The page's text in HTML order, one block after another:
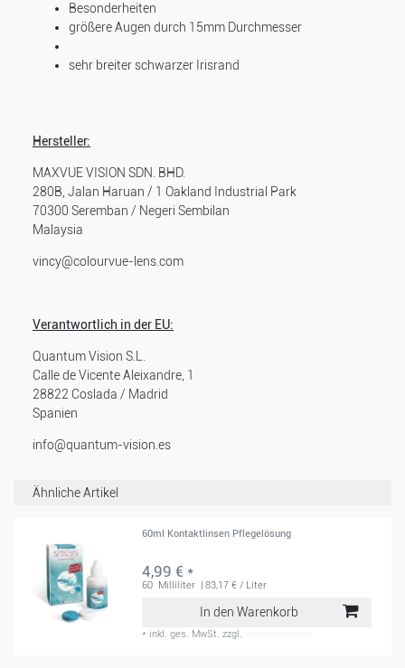
Besonderheiten
größere Augen durch 15mm Durchmesser
sehr breiter schwarzer Irisrand
Hersteller:
MAXVUE VISION SDN. BHD.
280B, Jalan Haruan / 1 Oakland Industrial Park
70300 Seremban / Negeri Sembilan
Malaysia
vincy@colourvue-lens.com
Verantwortlich in der EU:
Quantum Vision S.L.
Calle de Vicente Aleixandre, 1
28822 Coslada / Madrid
Spanien
info@quantum-vision.es
Ähnliche Artikel
60ml Kontaktlinsen Pflegelösung
4,99 € *
60 Milliliter | 83,17 € / Liter
In den Warenkorb
* inkl. ges. MwSt. zzgl.